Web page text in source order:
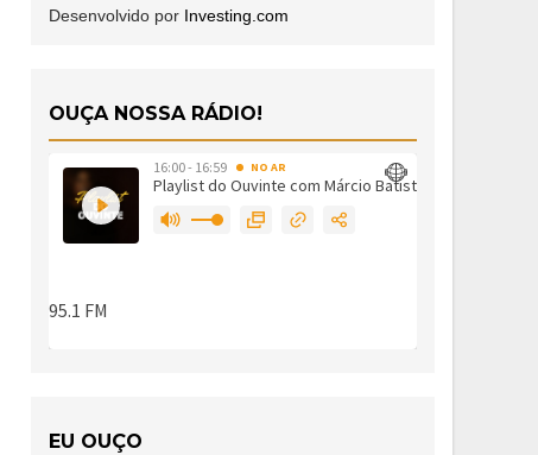
Desenvolvido por Investing.com
OUÇA NOSSA RÁDIO!
EU OUÇO